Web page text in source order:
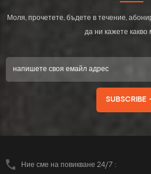
Моля, прочетете, бъдете в течение,
да ни кажете какво
SUBSCRIBE
Ние сме на повикване 24/7 :